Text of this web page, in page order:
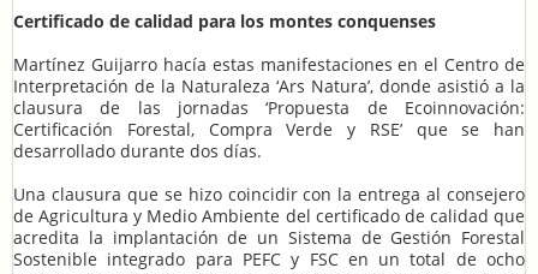
Certificado de calidad para los montes conquenses
Martínez Guijarro hacía estas manifestaciones en el Centro de
Interpretación de la Naturaleza ‘Ars Natura’, donde asistió a la
clausura de las jornadas ‘Propuesta de Ecoinnovación:
Certificación Forestal, Compra Verde y RSE’ que se han
desarrollado durante dos días.
Una clausura que se hizo coincidir con la entrega al consejero
de Agricultura y Medio Ambiente del certificado de calidad que
acredita la implantación de un Sistema de Gestión Forestal
Sostenible integrado para PEFC y FSC en un total de ocho